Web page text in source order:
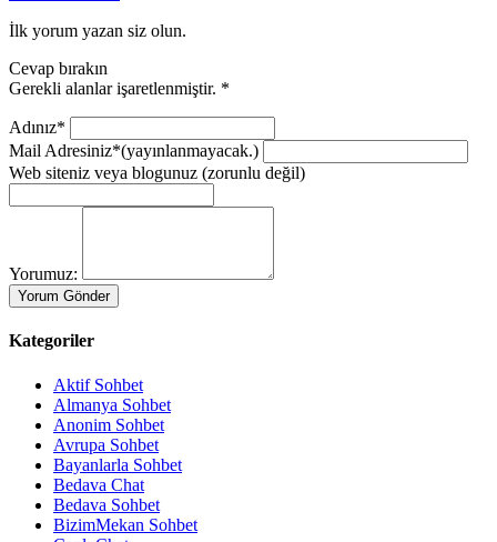
İlk yorum yazan siz olun.
Cevap bırakın
Gerekli alanlar işaretlenmiştir. *
Adınız*
Mail Adresiniz*(yayınlanmayacak.)
Web siteniz veya blogunuz (zorunlu değil)
Yorumuz:
Kategoriler
Aktif Sohbet
Almanya Sohbet
Anonim Sohbet
Avrupa Sohbet
Bayanlarla Sohbet
Bedava Chat
Bedava Sohbet
BizimMekan Sohbet